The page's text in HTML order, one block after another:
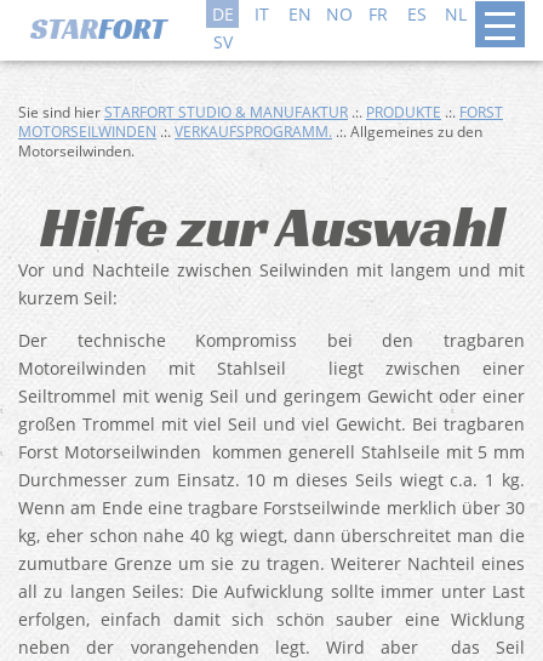
DE IT EN NO FR ES NL
DA
SV
Sie sind hierSTARFORT STUDIO & MANUFAKTUR .:. PRODUKTE .:. FORST
MOTORSEILWINDEN .:.VERKAUFSPROGRAMM. .:. Allgemeines zu den
Motorseilwinden.
Hilfe zur Auswahl
Vor und Nachteile zwischen Seilwinden mit langem und mit
kurzem Seil:
Der technische Kompromiss bei den tragbaren
Motoreilwinden mit Stahlseil liegt zwischen einer
Seiltrommel mit wenig Seil und geringem Gewicht oder einer
großen Trommel mit viel Seil und viel Gewicht. Bei tragbaren
Forst Motorseilwinden kommen generell Stahlseile mit 5 mm
Durchmesser zum Einsatz. 10 m dieses Seils wiegt c.a. 1 kg.
Wenn am Ende eine tragbare Forstseilwinde merklich über 30
kg, eher schon nahe 40 kg wiegt, dann überschreitet man die
zumutbare Grenze um sie zu tragen. Weiterer Nachteil eines
all zu langen Seiles: Die Aufwicklung sollte immer unter Last
erfolgen, einfach damit sich schön sauber eine Wicklung
neben der vorangehenden legt. Wird aber das Seil